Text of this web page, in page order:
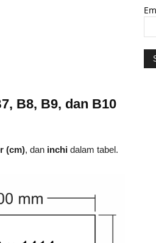
B8, B9, dan B10
(cm), dan inchi dalam tabel.